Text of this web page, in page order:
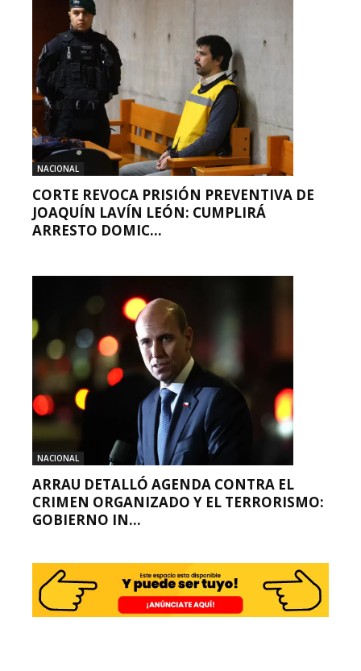
NACIONAL
CORTE REVOCA PRISIÓN PREVENTIVA DE
JOAQUÍN LAVÍN LEÓN: CUMPLIRÁ
ARRESTO DOMIC...
NACIONAL
ARRAU DETALLÓ AGENDA CONTRA EL
CRIMEN ORGANIZADO Y EL TERRORISMO:
GOBIERNO IN...